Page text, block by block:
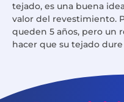
tejado, es una buena
valor del revestimiento.
queden 5 años, pero un
hacer que su tejado